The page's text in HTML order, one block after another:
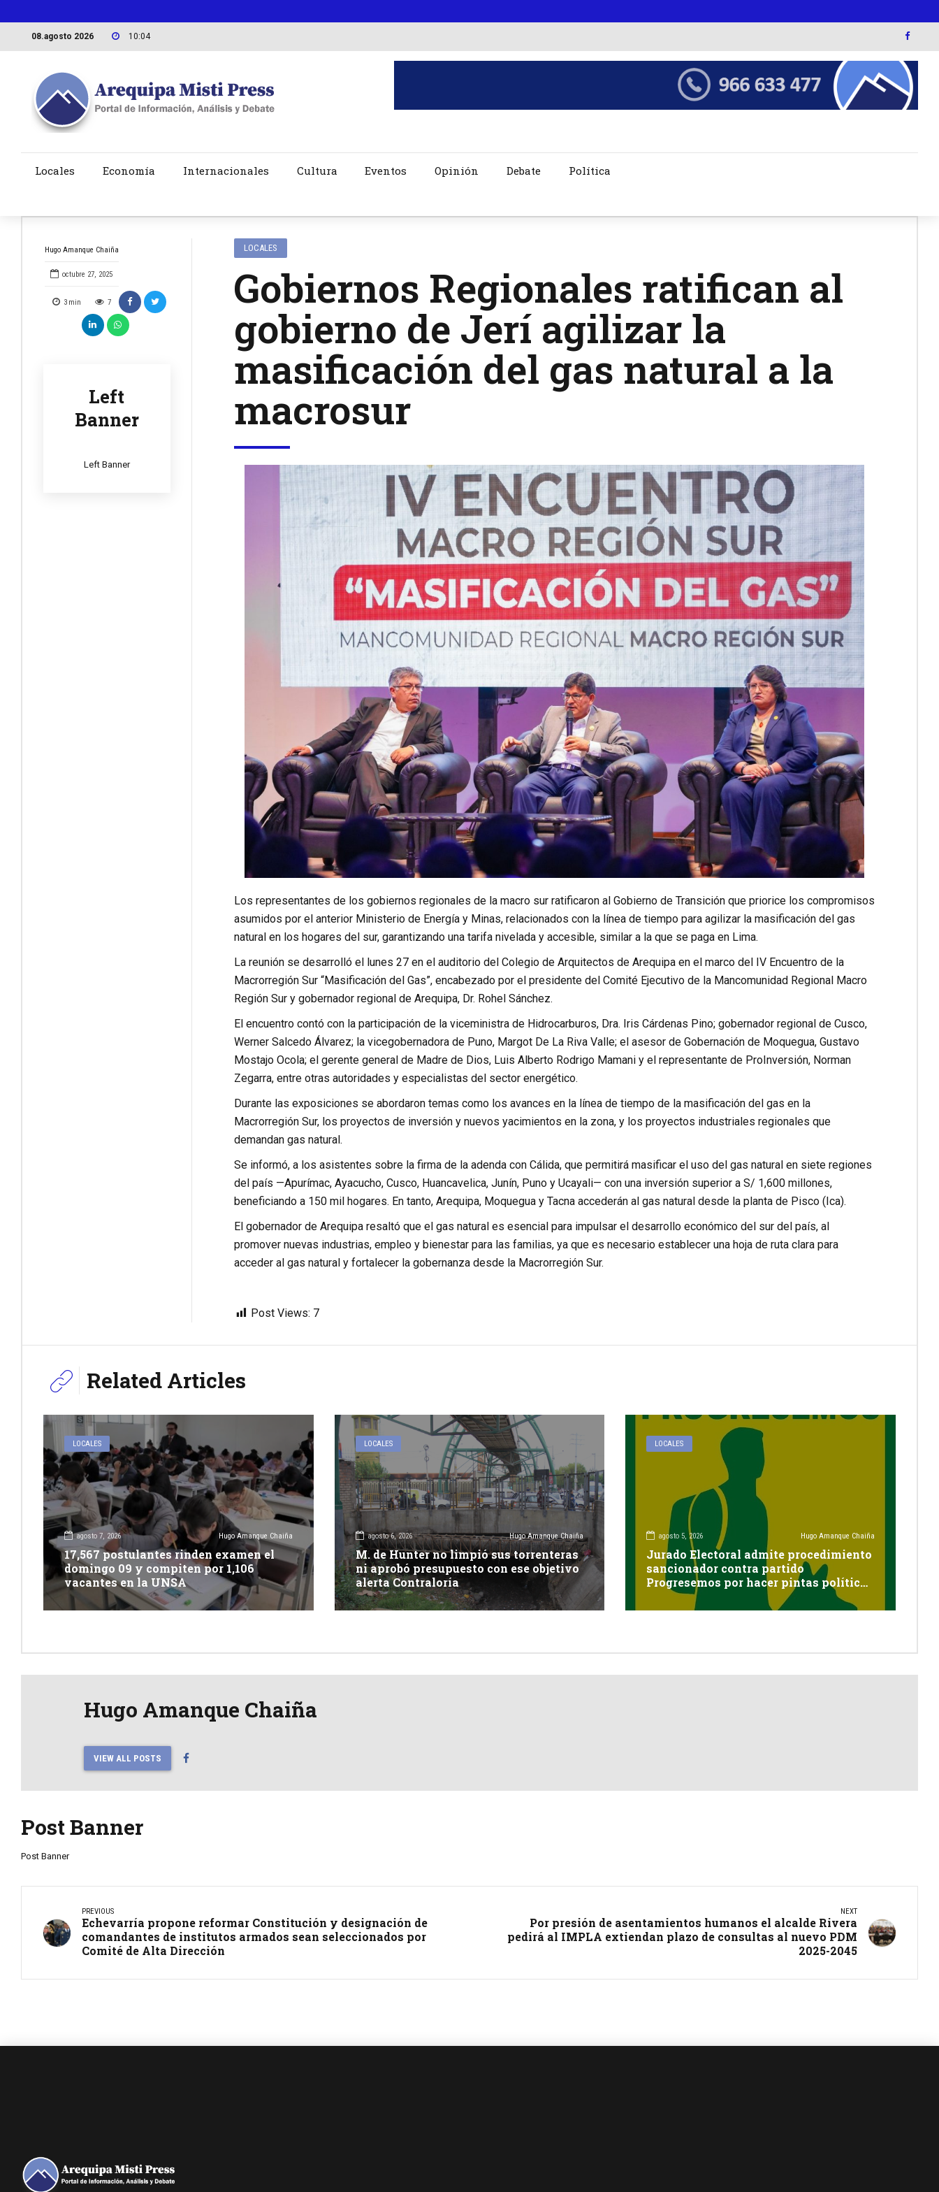
08.agosto 2026 10:04
Locales Economía Internacionales Cultura Eventos Opinión Debate Política
Hugo Amanque Chaiña
octubre 27, 2025
3 min 7
Left
Banner
Left Banner
LOCALES
Gobiernos Regionales ratifican al
gobierno de Jerí agilizar la
masificación del gas natural a la
macrosur
Los representantes de los gobiernos regionales de la macro sur ratificaron al Gobierno de Transición que priorice los compromisos
asumidos por el anterior Ministerio de Energía y Minas, relacionados con la línea de tiempo para agilizar la masificación del gas
natural en los hogares del sur, garantizando una tarifa nivelada y accesible, similar a la que se paga en Lima.
La reunión se desarrolló el lunes 27 en el auditorio del Colegio de Arquitectos de Arequipa en el marco del IV Encuentro de la
Macrorregión Sur “Masificación del Gas”, encabezado por el presidente del Comité Ejecutivo de la Mancomunidad Regional Macro
Región Sur y gobernador regional de Arequipa, Dr. Rohel Sánchez.
El encuentro contó con la participación de la viceministra de Hidrocarburos, Dra. Iris Cárdenas Pino; gobernador regional de Cusco,
Werner Salcedo Álvarez; la vicegobernadora de Puno, Margot De La Riva Valle; el asesor de Gobernación de Moquegua, Gustavo
Mostajo Ocola; el gerente general de Madre de Dios, Luis Alberto Rodrigo Mamani y el representante de ProInversión, Norman
Zegarra, entre otras autoridades y especialistas del sector energético.
Durante las exposiciones se abordaron temas como los avances en la línea de tiempo de la masificación del gas en la
Macrorregión Sur, los proyectos de inversión y nuevos yacimientos en la zona, y los proyectos industriales regionales que
demandan gas natural.
Se informó, a los asistentes sobre la firma de la adenda con Cálida, que permitirá masificar el uso del gas natural en siete regiones
del país —Apurímac, Ayacucho, Cusco, Huancavelica, Junín, Puno y Ucayali— con una inversión superior a S/ 1,600 millones,
beneficiando a 150 mil hogares. En tanto, Arequipa, Moquegua y Tacna accederán al gas natural desde la planta de Pisco (Ica).
El gobernador de Arequipa resaltó que el gas natural es esencial para impulsar el desarrollo económico del sur del país, al
promover nuevas industrias, empleo y bienestar para las familias, ya que es necesario establecer una hoja de ruta clara para
acceder al gas natural y fortalecer la gobernanza desde la Macrorregión Sur.
Post Views: 7
Related Articles
LOCALES
agosto 7, 2026 Hugo Amanque Chaiña
17,567 postulantes rinden examen el
domingo 09 y compiten por 1,106
vacantes en la UNSA
LOCALES
agosto 6, 2026 Hugo Amanque Chaiña
M. de Hunter no limpió sus torrenteras
ni aprobó presupuesto con ese objetivo
alerta Contraloría
LOCALES
agosto 5, 2026 Hugo Amanque Chaiña
Jurado Electoral admite procedimiento
sancionador contra partido
Progresemos por hacer pintas políticas
sin autorización en Cayma
Hugo Amanque Chaiña
VIEW ALL POSTS
Post Banner
Post Banner
PREVIOUS
Echevarría propone reformar Constitución y designación de
comandantes de institutos armados sean seleccionados por
Comité de Alta Dirección
NEXT
Por presión de asentamientos humanos el alcalde Rivera
pedirá al IMPLA extiendan plazo de consultas al nuevo PDM
2025-2045